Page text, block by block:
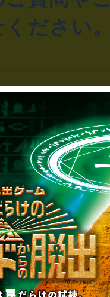
ださい
合わせ
お客様
ケット
法人の方